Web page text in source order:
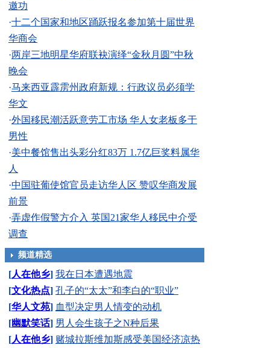
邀功
·十二个国家和地区踊跃报名参加第十届世界
华商会
·两岸三地明星华府联袂演绎“金秋月圆”中秋
晚会
·马来西亚霹雳州政府新规：行政议员必须学
华文
·外国移民潮活跃意劳工市场 华人女老板多于
男性
·美中餐馆售出头彩分红83万 1.7亿巨奖料属华
人
·中国驻葡使馆官员走访华人区 赞叹华商发展
前景
·弄虚作假警方介入 英国21家华人移民中介受
调查
频道精选
[人在他乡] 我在日本遭遇地震
[文化热点] 孔子的“太太”和李白的“职业”
[华人文苑] 血型决定男人情变的动机
[幽默笑话] 男人会生孩子之N种后果
[人在他乡] 赌城拉斯维加斯感受美国经济凉热